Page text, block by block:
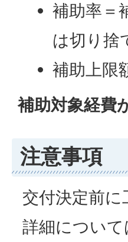
補助率＝
は切り捨
補助上限
補助対象経費
注意事項
交付決定前
詳細につい